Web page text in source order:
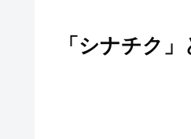
「シナチク